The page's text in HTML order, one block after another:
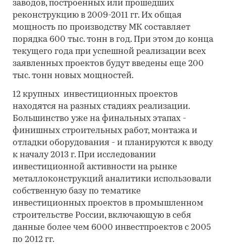
заводов, построенных или прошедших
реконструкцию в 2009-2011 гг. Их общая
мощность по производству МК составляет
порядка 600 тыс. тонн в год. При этом до конца
текущего года при успешной реализации всех
заявленных проектов будут введены еще 200
тыс. тонн новых мощностей.
12 крупных инвестиционных проектов
находятся на разных стадиях реализации.
Большинство уже на финальных этапах -
финишных строительных работ, монтажа и
отладки оборудования - и планируются к вводу
к началу 2013 г. При исследовании
инвестиционной активности на рынке
металлоконструкций аналитики использовали
собственную базу по тематике
инвестиционных проектов в промышленном
строительстве России, включающую в себя
данные более чем 6000 инвестпроектов с 2005
по 2012 гг.